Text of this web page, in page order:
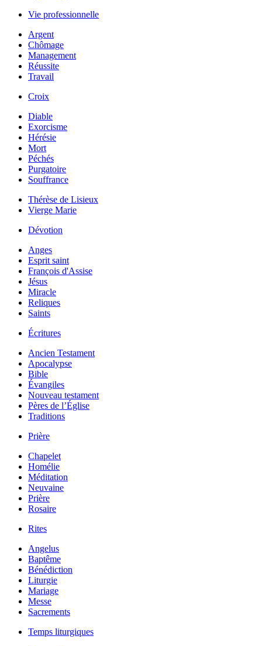
Vie professionnelle
Argent
Chômage
Management
Réussite
Travail
Croix
Diable
Exorcisme
Hérésie
Mort
Péchés
Purgatoire
Souffrance
Thérèse de Lisieux
Vierge Marie
Dévotion
Anges
Esprit saint
François d'Assise
Jésus
Miracle
Reliques
Saints
Écritures
Ancien Testament
Apocalypse
Bible
Évangiles
Nouveau testament
Pères de l’Église
Traditions
Prière
Chapelet
Homélie
Méditation
Neuvaine
Prière
Rosaire
Rites
Angelus
Baptême
Bénédiction
Liturgie
Mariage
Messe
Sacrements
Temps liturgiques